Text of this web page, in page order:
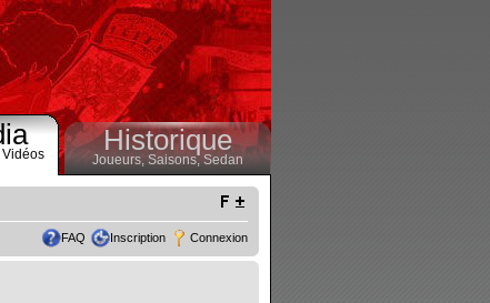
Vidéos Historique
Joueurs, Saisons,Sedan
FAQ Inscription Connexion